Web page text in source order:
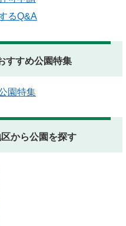
るQ&A
すすめ公園特集
園特集
から公園を探す